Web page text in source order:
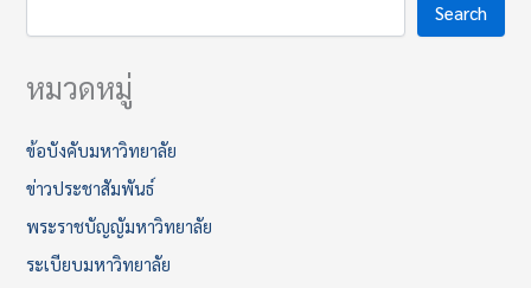
Search
หมวดหมู่
ข้อบังคับมหาวิทยาลัย
ข่าวประชาสัมพันธ์
พระราชบัญญัมหาวิทยาลัย
ระเบียบมหาวิทยาลัย